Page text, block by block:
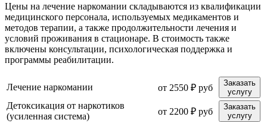
Цены на лечение наркомании складываются из квалификации
медицинского персонала, используемых медикаментов и
методов терапии, а также продолжительности лечения и
условий проживания в стационаре. В стоимость также
включены консультации, психологическая поддержка и
программы реабилитации.
Лечение наркомании от 2550 ₽ руб
Заказать
услугу
Детоксикация от наркотиков
(усиленная система)
от 2200 ₽ руб
Заказать
услугу